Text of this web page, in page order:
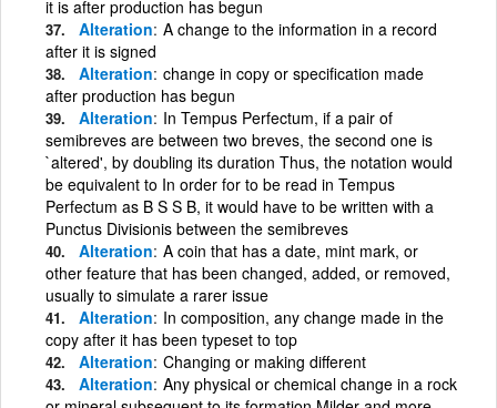
it is after production has begun
Alteration A change to the information in a record
after it is signed
Alteration change in copy or specification made
after production has begun
Alteration In Tempus Perfectum, if a pair of
semibreves are between two breves, the second one is
`altered', by doubling its duration Thus, the notation would
be equivalent to In order for to be read in Tempus
Perfectum as B S S B, it would have to be written with a
Punctus Divisionis between the semibreves
Alteration A coin that has a date, mint mark, or
other feature that has been changed, added, or removed,
usually to simulate a rarer issue
Alteration In composition, any change made in the
copy after it has been typeset to top
Alteration Changing or making different
Alteration Any physical or chemical change in a rock